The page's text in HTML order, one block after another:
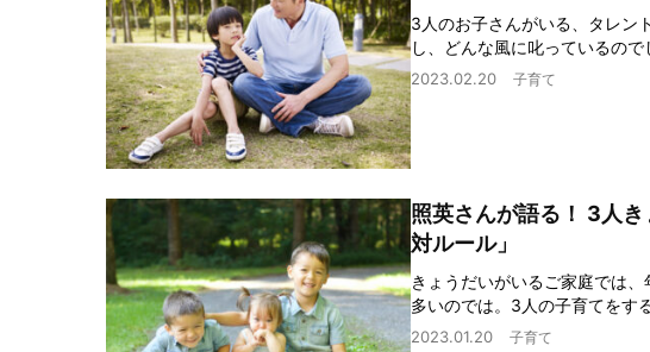
3人のお子さんがいる、タレン
し、どんな風に叱っているので
2023.02.20 子育て
照英さんが語る！ 3人
対ルール」
きょうだいがいるご家庭では
多いのでは。3人の子育てをす
2023.01.20 子育て